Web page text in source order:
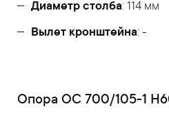
Диаметр столба: 114 мм
Вылет кронштейна: -
Опора ОС 700/105-1